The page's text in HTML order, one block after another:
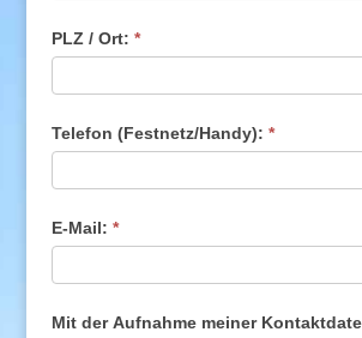
PLZ / Ort: *
Telefon (Festnetz/Handy): *
E-Mail: *
Mit der Aufnahme meiner